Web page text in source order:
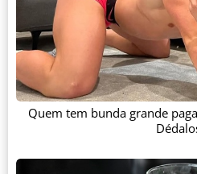
Quem tem bunda grande